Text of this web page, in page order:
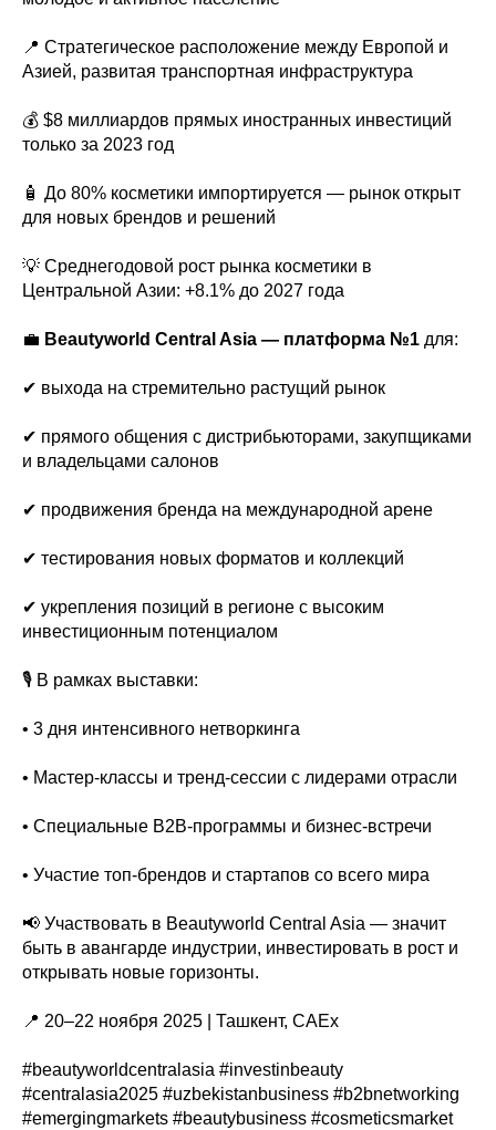
📍 Стратегическое расположение между Европой и
Азией, развитая транспортная инфраструктура
💰 $8 миллиардов прямых иностранных инвестиций
только за 2023 год
🧴 До 80% косметики импортируется — рынок открыт
для новых брендов и решений
💡 Среднегодовой рост рынка косметики в
Центральной Азии: +8.1% до 2027 года
💼 Beautyworld Central Asia — платформа №1 для:
✔ выхода на стремительно растущий рынок
✔ прямого общения с дистрибьюторами, закупщиками
и владельцами салонов
✔ продвижения бренда на международной арене
✔ тестирования новых форматов и коллекций
✔ укрепления позиций в регионе с высоким
инвестиционным потенциалом
🎙 В рамках выставки:
• 3 дня интенсивного нетворкинга
• Мастер-классы и тренд-сессии с лидерами отрасли
• Специальные B2B-программы и бизнес-встречи
• Участие топ-брендов и стартапов со всего мира
📢 Участвовать в Beautyworld Central Asia — значит
быть в авангарде индустрии, инвестировать в рост и
открывать новые горизонты.
📍 20–22 ноября 2025 | Ташкент, CAEx
#beautyworldcentralasia #investinbeauty
#centralasia2025 #uzbekistanbusiness #b2bnetworking
#emergingmarkets #beautybusiness #cosmeticsmarket